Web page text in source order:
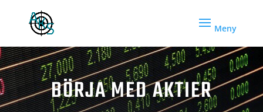
BÖRJA MED AKTIER